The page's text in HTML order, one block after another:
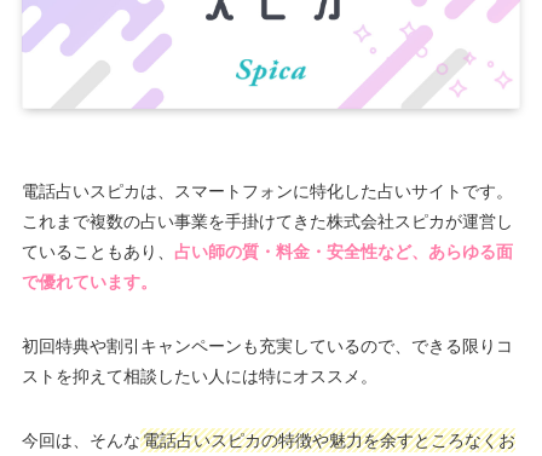
電話占いスピカは、スマートフォンに特化した占いサイトです。
これまで複数の占い事業を手掛けてきた株式会社スピカが運営し
ていることもあり、 占い師の質・料金・安全性など、あらゆる面
で優れています。
初回特典や割引キャンペーンも充実しているので、できる限りコ
ストを抑えて相談したい人には特にオススメ。
今回は、そんな電話占いスピカの特徴や魅力を余すところなくお